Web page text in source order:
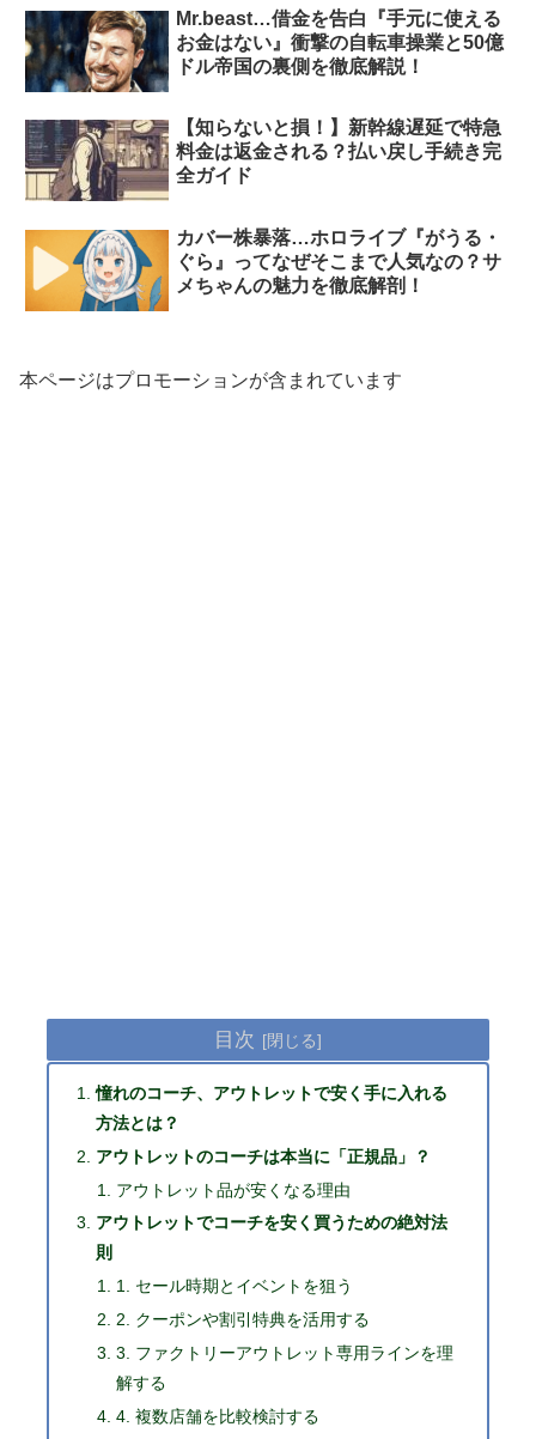
Mr.beast…借金を告白『手元に使える
お金はない』衝撃の自転車操業と50億
ドル帝国の裏側を徹底解説！
【知らないと損！】新幹線遅延で特急
料金は返金される？払い戻し手続き完
全ガイド
カバー株暴落…ホロライブ『がうる・
ぐら』ってなぜそこまで人気なの？サ
メちゃんの魅力を徹底解剖！
本ページはプロモーションが含まれています
目次
憧れのコーチ、アウトレットで安く手に入れる
方法とは？
アウトレットのコーチは本当に「正規品」？
アウトレット品が安くなる理由
アウトレットでコーチを安く買うための絶対法
則
1. セール時期とイベントを狙う
2. クーポンや割引特典を活用する
3. ファクトリーアウトレット専用ラインを理
解する
4. 複数店舗を比較検討する